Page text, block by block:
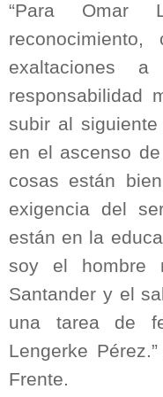
“Para Omar
reconocimiento,
exaltaciones
responsabilidad
subir al
en el ascenso
cosas están
exigencia del
están en la
soy el hombre
Santander y el
una tarea de
Lengerke
Frente.